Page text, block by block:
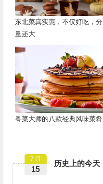
东北菜真实惠，不仅好吃，分
量还大
粤菜大师的八款经典风味菜肴
历史上的今天
7 月
15